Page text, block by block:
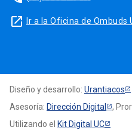
launch Ir a la Oficina de Ombuds
Diseño y desarrollo: Urantiacos
Asesoría: Dirección Digital
,
Utilizando el Kit Digital UC